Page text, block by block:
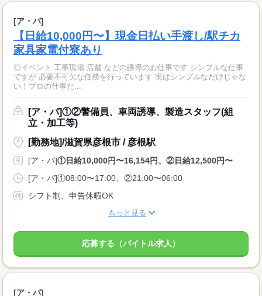
[ア・パ]
【日給10,000円〜】現金日払い手渡し/駅チカ
家具家電付寮あり
◎イベント 工事現場 店舗 などの誘導のお仕事です シンプルな仕事
ですが 必要不可欠な任務を行っています 実はシンプルなだけじゃな
い！プロの仕事だ...
[ア・パ]①②警備員、車両誘導、製造スタッフ(組
立・加工等)
[勤務地]/滋賀県彦根市 / 彦根駅
[ア・パ]①日給10,000円〜16,154円、②日給12,500円〜
[ア・パ]①08:00〜17:00、②21:00〜06:00
シフト制、申告休暇OK
もっと見る
応募する（バイトル求人）
[ア・パ]